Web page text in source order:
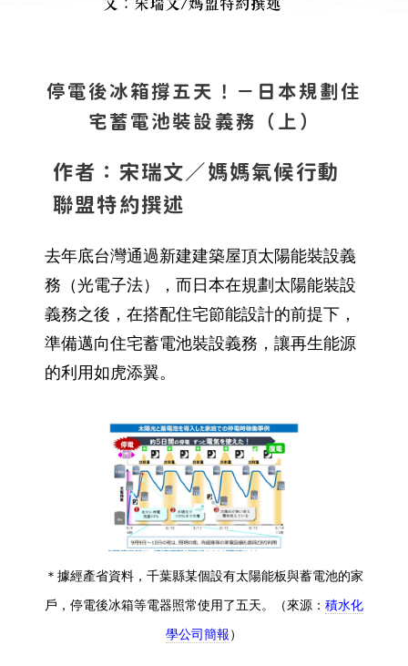
停電後冰箱撐五天！－日本規劃住
宅蓄電池裝設義務（上）
作者：宋瑞文／媽媽氣候行動
聯盟特約撰述
去年底台灣通過新建建築屋頂太陽能裝設義
務（光電子法），而日本在規劃太陽能裝設
義務之後，在搭配住宅節能設計的前提下，
準備邁向住宅蓄電池裝設義務，讓再生能源
的利用如虎添翼。
＊據經產省資料，千葉縣某個設有太陽能板與蓄電池的家
戶，停電後冰箱等電器照常使用了五天。（來源： 積水化
學公司簡報）